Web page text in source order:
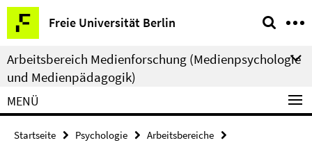
Springe
direkt
zu
Inhalt
Freie Universität Berlin
Service-
Navigation
Arbeitsbereich Medienforschung (Medienpsychologie
und Medienpädagogik)
MENÜ
Startseite Psychologie
Arbeitsbereiche